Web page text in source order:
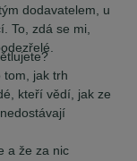
dodavatelem, u
To, zdá se mi,
tom, jak trh
kteří vědí, jak ze
a že za nic